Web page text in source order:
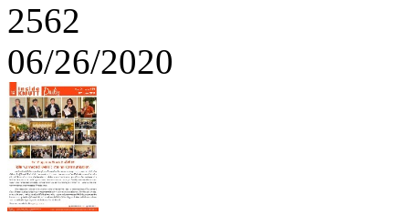
2562
06/26/2020